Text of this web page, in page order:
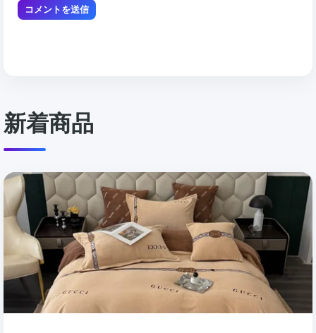
コメントを送信
新着商品